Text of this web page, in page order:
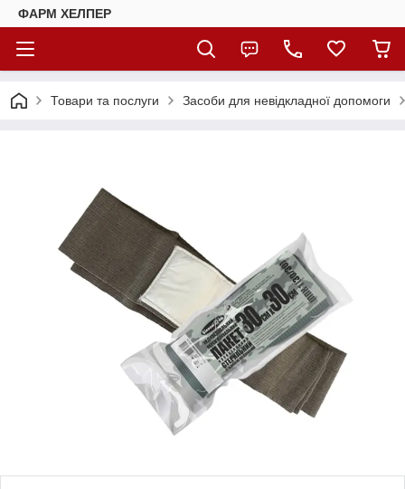
ФАРМ ХЕЛПЕР
Товари та послуги Засоби для невідкладної допомоги